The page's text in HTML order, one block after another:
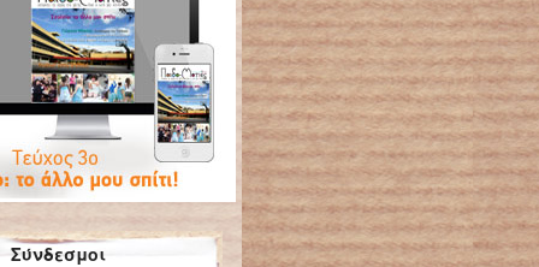
Σύνδεσμοι